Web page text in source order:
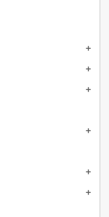
add
add
add
add
add
add